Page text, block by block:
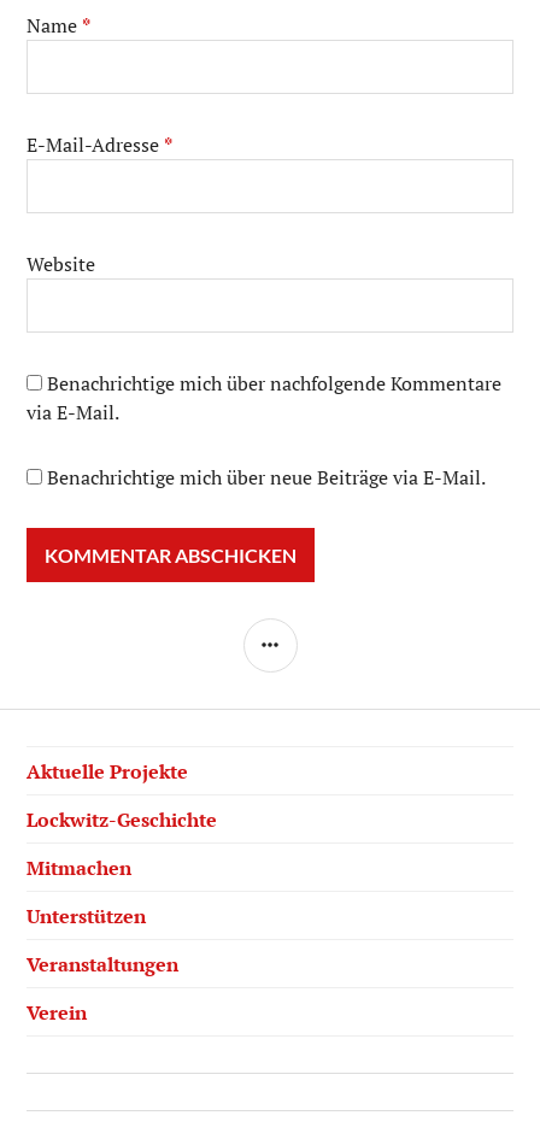
Name *
E-Mail-Adresse *
Website
Benachrichtige mich über nachfolgende Kommentare
via E-Mail.
Benachrichtige mich über neue Beiträge via E-Mail.
SEITENLEISTE
Aktuelle Projekte
Lockwitz-Geschichte
Mitmachen
Unterstützen
Veranstaltungen
Verein